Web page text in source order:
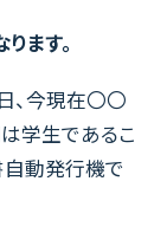
ます。
、今現在〇〇
学生であるこ
自動発行機で